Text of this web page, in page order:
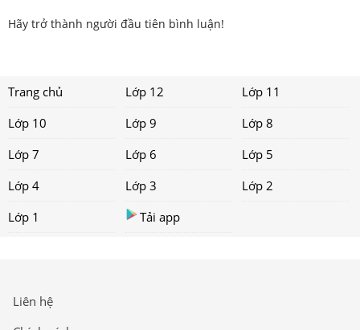
Hãy trở thành người đầu tiên bình luận!
Trang chủ Lớp 12
Lớp 11
Lớp 10
Lớp 9
Lớp 8
Lớp 7
Lớp 6
Lớp 5
Lớp 4
Lớp 3
Lớp 2
Lớp 1
Tải app
Liên hệ